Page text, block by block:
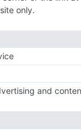
especies del
hasta
de
la
en el
especies de